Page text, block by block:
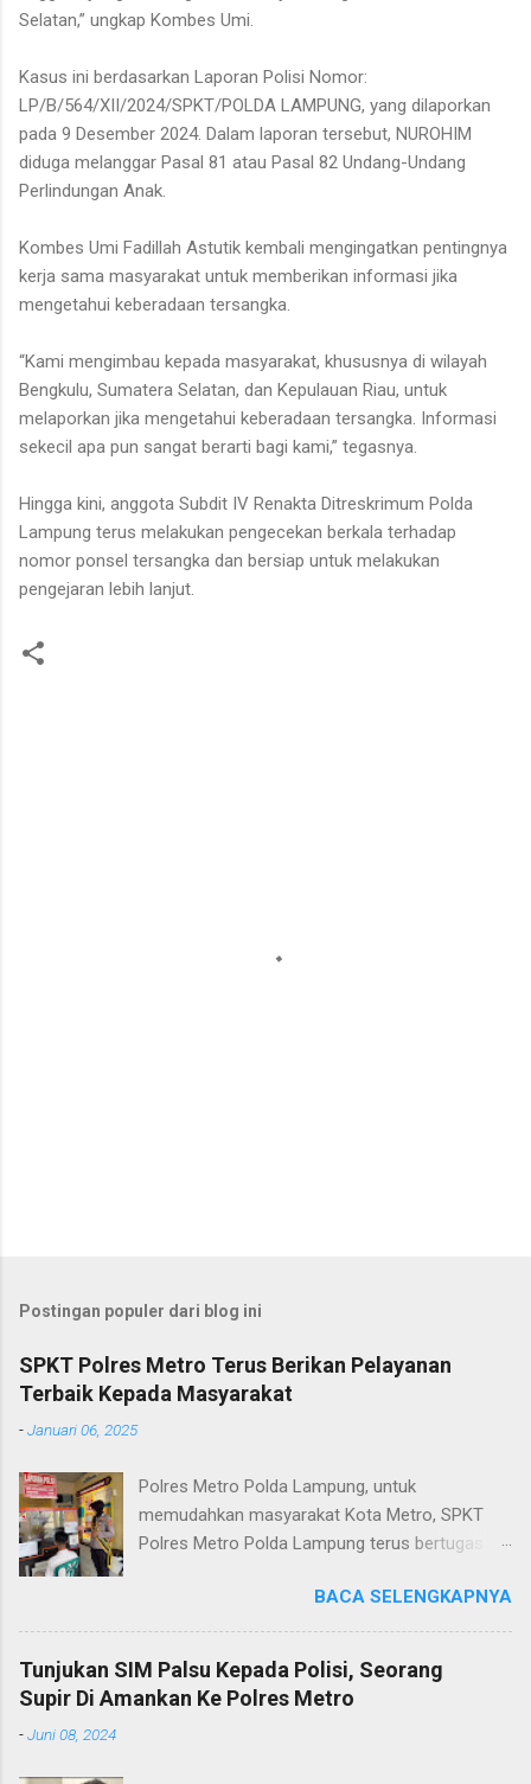
Selatan,” ungkap Kombes Umi.
Kasus ini berdasarkan Laporan Polisi Nomor:
LP/B/564/XII/2024/SPKT/POLDA LAMPUNG, yang dilaporkan
pada 9 Desember 2024. Dalam laporan tersebut, NUROHIM
diduga melanggar Pasal 81 atau Pasal 82 Undang-Undang
Perlindungan Anak.
Kombes Umi Fadillah Astutik kembali mengingatkan pentingnya
kerja sama masyarakat untuk memberikan informasi jika
mengetahui keberadaan tersangka.
“Kami mengimbau kepada masyarakat, khususnya di wilayah
Bengkulu, Sumatera Selatan, dan Kepulauan Riau, untuk
melaporkan jika mengetahui keberadaan tersangka. Informasi
sekecil apa pun sangat berarti bagi kami,” tegasnya.
Hingga kini, anggota Subdit IV Renakta Ditreskrimum Polda
Lampung terus melakukan pengecekan berkala terhadap
nomor ponsel tersangka dan bersiap untuk melakukan
pengejaran lebih lanjut.
Postingan populer dari blog ini
SPKT Polres Metro Terus Berikan Pelayanan
Terbaik Kepada Masyarakat
-Januari 06, 2025
Polres Metro Polda Lampung, untuk
memudahkan masyarakat Kota Metro, SPKT
Polres Metro Polda Lampung terus bertugas
terkait layanan pengaduan, pelayanan SKCK dan
pelayanan Identifikasi sidik jari secara terpadu
kepada masyarakat. Senin (06/01/2025) Dalam
mewujudkan pelayanan prima kepolisian, SPKT
BACA SELENGKAPNYA
Tunjukan SIM Palsu Kepada Polisi, Seorang
Supir Di Amankan Ke Polres Metro
-Juni 08, 2024